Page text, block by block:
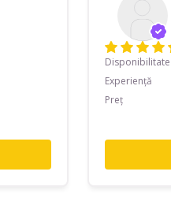
Disponibilitate
Experiență
Preț